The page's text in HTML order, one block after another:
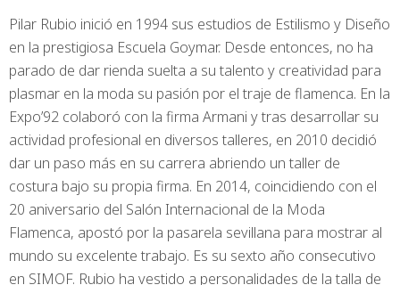
Pilar Rubio inició en 1994 sus estudios de Estilismo y Diseño
en la prestigiosa Escuela Goymar. Desde entonces, no ha
parado de dar rienda suelta a su talento y creatividad para
plasmar en la moda su pasión por el traje de flamenca. En la
Expo’92 colaboró con la firma Armani y tras desarrollar su
actividad profesional en diversos talleres, en 2010 decidió
dar un paso más en su carrera abriendo un taller de
costura bajo su propia firma. En 2014, coincidiendo con el
20 aniversario del Salón Internacional de la Moda
Flamenca, apostó por la pasarela sevillana para mostrar al
mundo su excelente trabajo. Es su sexto año consecutivo
en SIMOF. Rubio ha vestido a personalidades de la talla de